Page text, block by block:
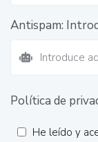
Antispam:
Política de
He leído y